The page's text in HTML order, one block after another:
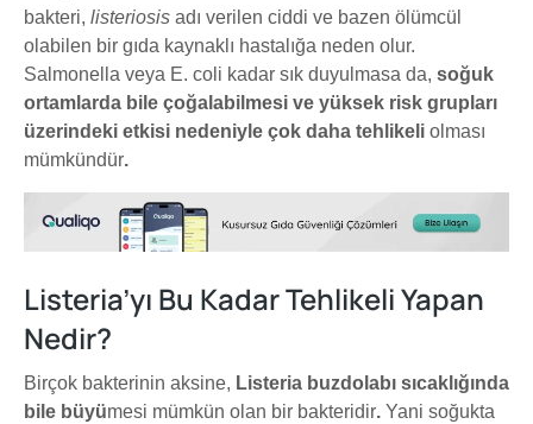
bakteri, listeriosis adı verilen ciddi ve bazen ölümcül
olabilen bir gıda kaynaklı hastalığa neden olur.
Salmonella veya E. coli kadar sık duyulmasa da, soğuk
ortamlarda bile çoğalabilmesi ve yüksek risk grupları
üzerindeki etkisi nedeniyle çok daha tehlikeli olması
mümkündür.
Listeria’yı Bu Kadar Tehlikeli Yapan
Nedir?
Birçok bakterinin aksine, Listeria buzdolabı sıcaklığında
bile büyümesi mümkün olan bir bakteridir. Yani soğukta